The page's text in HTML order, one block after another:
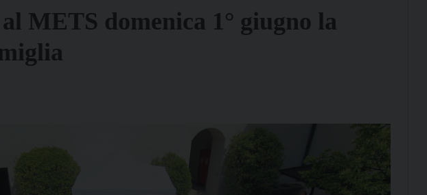
METS domenica 1° giugno la